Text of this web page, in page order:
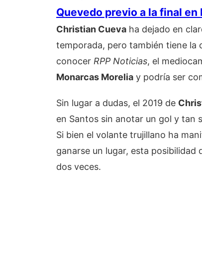
Quevedo previo a la final en
Christian Cueva ha dejado en
temporada, pero también tiene la
conocer RPP Noticias, el
Monarcas Morelia y podría ser
Sin lugar a dudas, el 2019 de
en Santos sin anotar un gol y tan
Si bien el volante trujillano ha
ganarse un lugar, esta posibilidad
dos veces.